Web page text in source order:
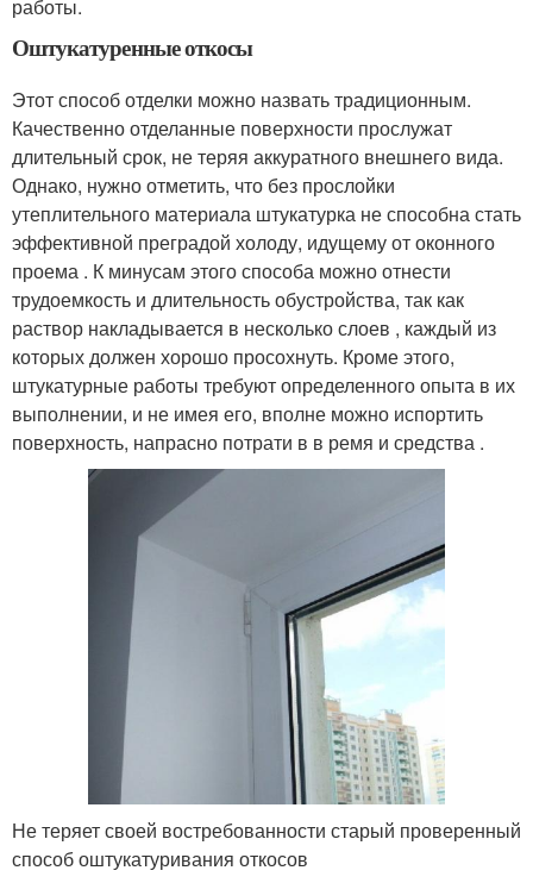
работы.
Оштукатуренные откосы
Этот способ отделки можно назвать традиционным.
Качественно отделанные поверхности прослужат
длительный срок, не теряя аккуратного внешнего вида.
Однако, нужно отметить, что без прослойки
утеплительного материала штукатурка не способна стать
эффективной преградой холоду, идущему от оконного
проема . К минусам этого способа можно отнести
трудоемкость и длительность обустройства, так как
раствор накладывается в несколько слоев , каждый из
которых должен хорошо просохнуть. Кроме этого,
штукатурные работы требуют определенного опыта в их
выполнении, и не имея его, вполне можно испортить
поверхность, напрасно потрати в в ремя и средства .
Не теряет своей востребованности старый проверенный
способ оштукатуривания откосов